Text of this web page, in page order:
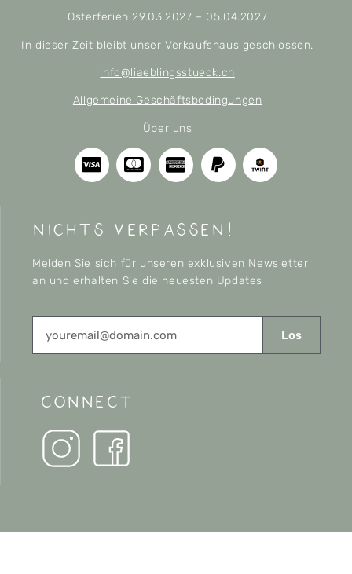
Osterferien 29.03.2027 – 05.04.2027
In dieser Zeit bleibt unser Verkaufshaus geschlossen.
info@liaeblingsstueck.ch
Allgemeine Geschäftsbedingungen
Über uns
nichts verpassen!
Melden Sie sich für unseren exklusiven Newsletter
an und erhalten Sie die neuesten Updates
Los
CONNECT